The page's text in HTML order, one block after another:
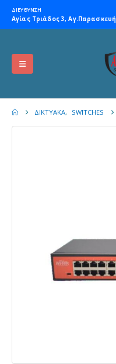
ΔΙΕΥΘΥΝΣΗ
Αγίας Τριάδος 3, Αγ.Παρασκευή
ΔΙΚΤΥΑΚΆ, SWITCHES